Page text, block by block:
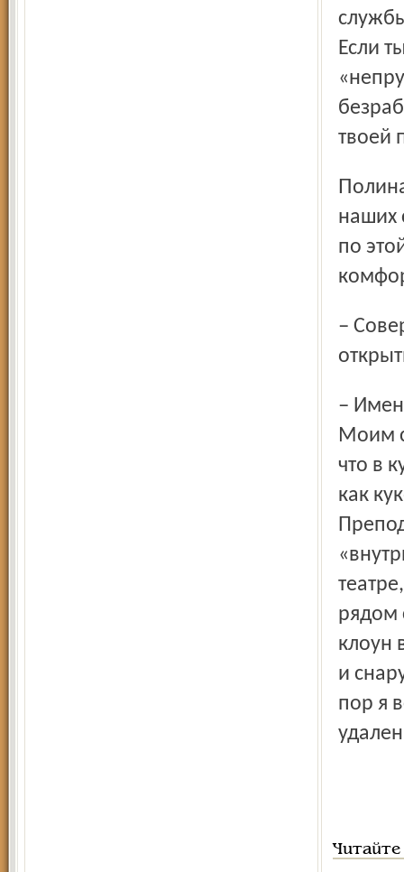
Если
твоей
Полина призналась, что из-за русской привычки к халяве
наших
по
– Совершили ли вы для себя во Франции какое-нибудь
– Именно во Франции я поняла: нет никаких запретов.
Моим
что в
как
рядом
клоун
и
пор я